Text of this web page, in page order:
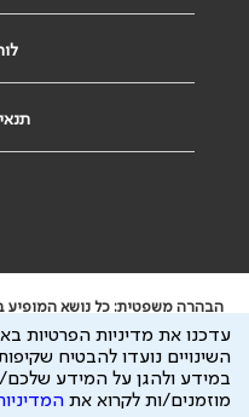
הבהרה משפטית: כל נושא המופיע
ייעוץ רפואי או משפטי. אין הר"י
ידוע לי שהר"י אוספת ושומרת מידע
להיות מועבר לצדדים שלישיים,
עדכנו את מדיניות הפרטיות
השינויים נועדו להבטיח
במידע ולהגן על המידע שלכם/
מוזמנים/ות לקרוא את